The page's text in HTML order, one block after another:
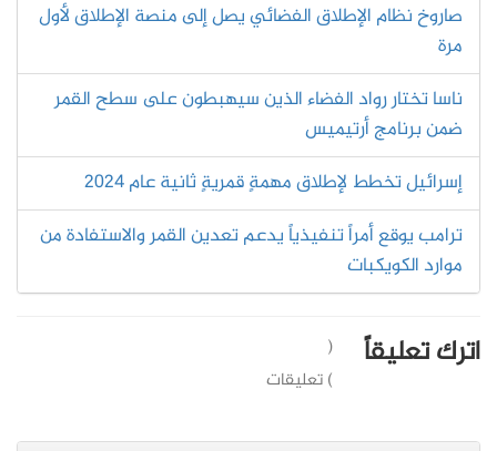
صاروخ نظام الإطلاق الفضائي يصل إلى منصة الإطلاق لأول
مرة
ناسا تختار رواد الفضاء الذين سيهبطون على سطح القمر
ضمن برنامج أرتيميس
إسرائيل تخطط لإطلاق مهمةٍ قمريةٍ ثانية عام 2024
ترامب يوقع أمراً تنفيذياً يدعم تعدين القمر والاستفادة من
موارد الكويكبات
اترك تعليقاً
(
) تعليقات